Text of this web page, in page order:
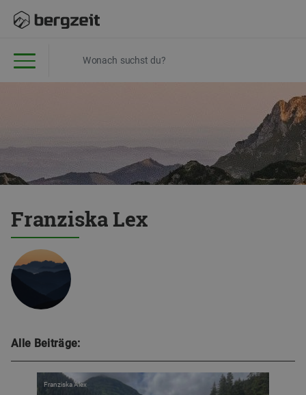
Franziska Lex
Alle Beiträge:
Franziska Alex